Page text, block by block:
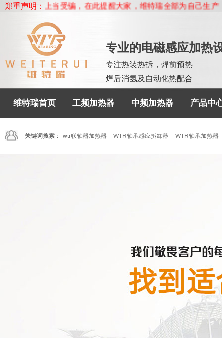
郑重声明：
客户上当受骗，在此提醒大家，维特瑞全部为自己生产，
专业的电磁感应加热
专注热装热拆，焊前预热
焊后消氢及自动化热配合
维特瑞首页 工频加热器 中频加热器 产品中
关键词搜索： wtr联轴器加热器 - WTR轴承感应拆卸器 - WTR轴承加热器